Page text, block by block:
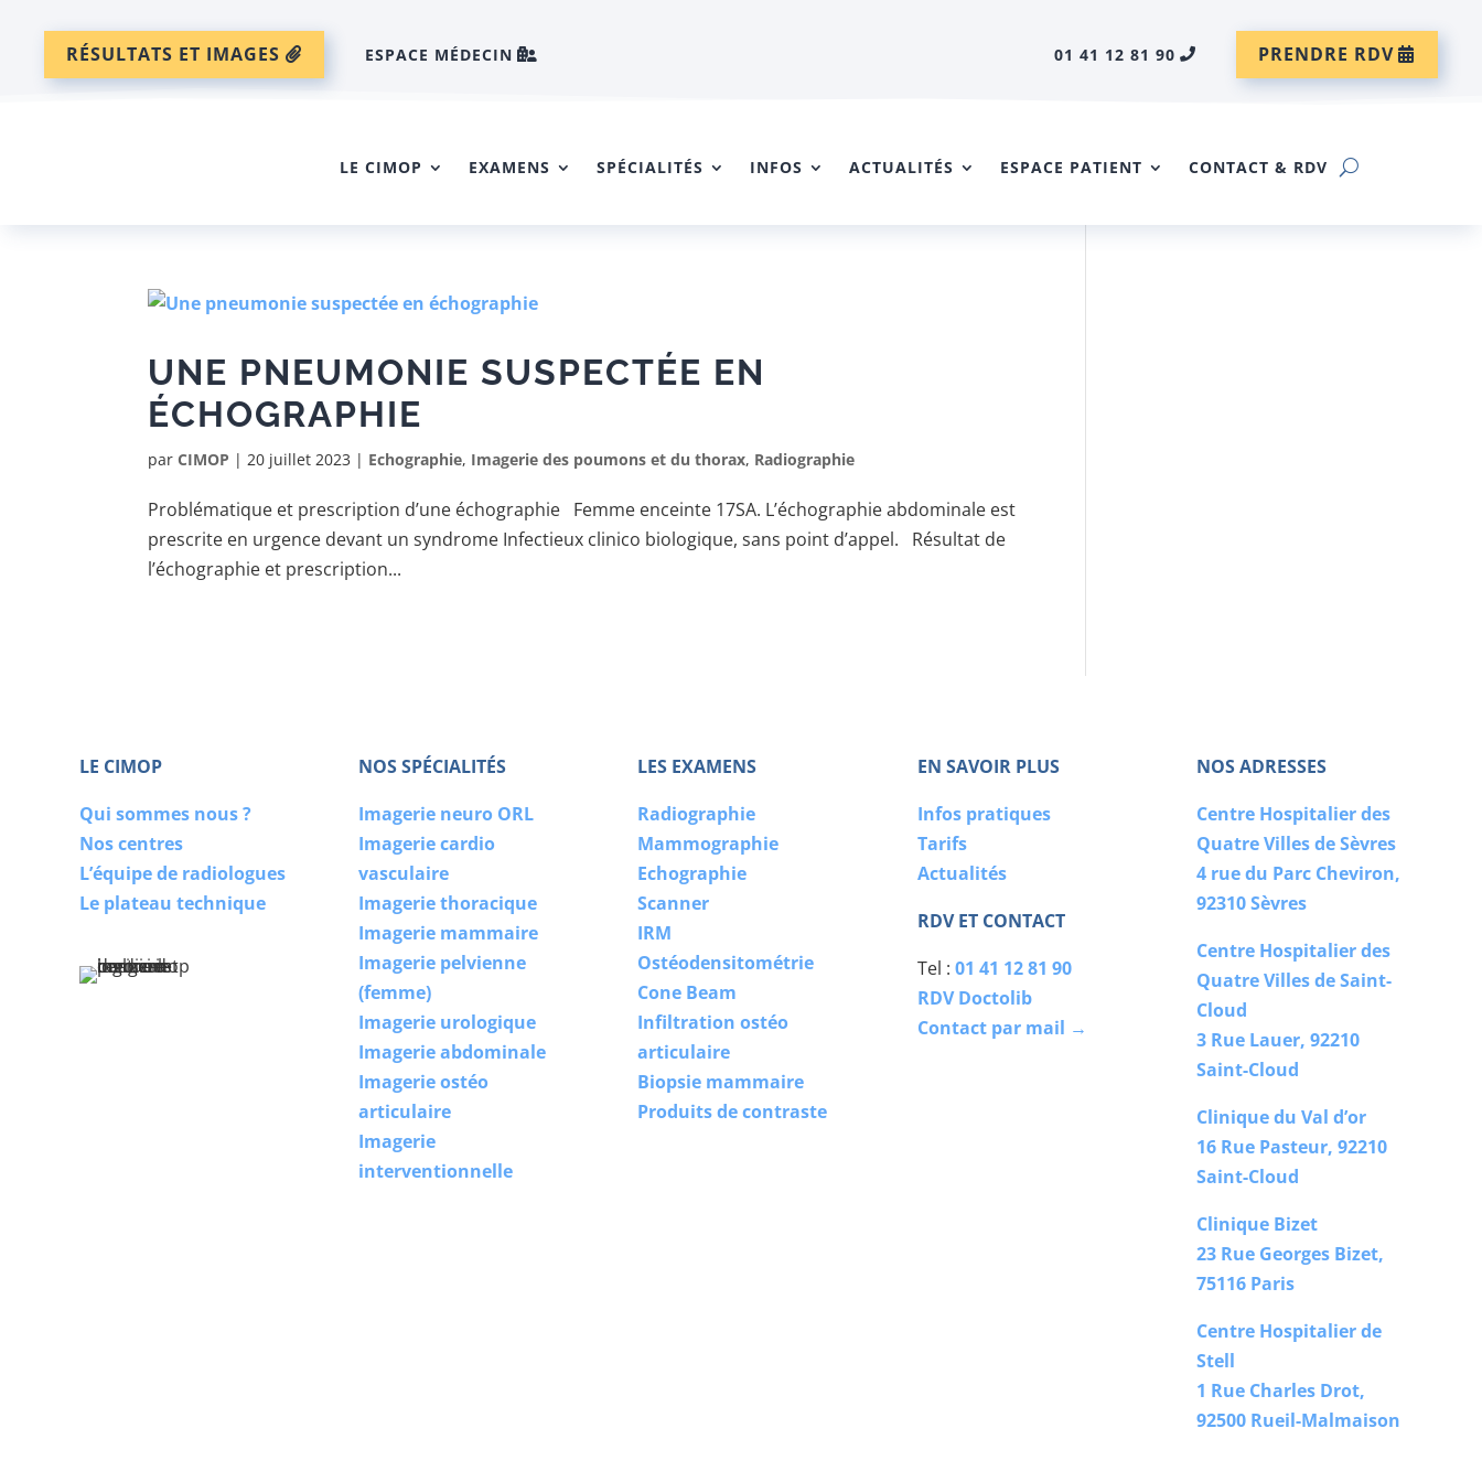
RÉSULTATS ET IMAGES ESPACE MÉDECIN 01 41 12 81 90 PRENDRE RDV
LE CIMOP EXAMENS SPÉCIALITÉS INFOS ACTUALITÉS ESPACE PATIENT CONTACT & RDV
UNE PNEUMONIE SUSPECTÉE EN
ÉCHOGRAPHIE
parCIMOP |20 juillet 2023 | Echographie, Imagerie des poumons et du thorax, Radiographie
Problématique et prescription d’une échographie Femme enceinte 17SA. L’échographie abdominale est
prescrite en urgence devant un syndrome Infectieux clinico biologique, sans point d’appel. Résultat de
l’échographie et prescription...
LE CIMOP
Qui sommes nous ?
Nos centres
L’équipe de radiologues
Le plateau technique
NOS SPÉCIALITÉS
Imagerie neuro ORL
Imagerie cardio
vasculaire
Imagerie thoracique
Imagerie mammaire
Imagerie pelvienne
(femme)
Imagerie urologique
Imagerie abdominale
Imagerie ostéo
articulaire
Imagerie
interventionnelle
LES EXAMENS
Radiographie
Mammographie
Echographie
Scanner
IRM
Ostéodensitométrie
Cone Beam
Infiltration ostéo
articulaire
Biopsie mammaire
Produits de contraste
EN SAVOIR PLUS
Infos pratiques
Tarifs
Actualités
RDV ET CONTACT
Tel : 01 41 12 81 90
RDV Doctolib
Contact par mail →
NOS ADRESSES
Centre Hospitalier des
Quatre Villes de Sèvres
4 rue du Parc Cheviron,
92310 Sèvres
Centre Hospitalier des
Quatre Villes de Saint-
Cloud
3 Rue Lauer, 92210
Saint-Cloud
Clinique du Val d’or
16 Rue Pasteur, 92210
Saint-Cloud
Clinique Bizet
23 Rue Georges Bizet,
75116 Paris
Centre Hospitalier de
Stell
1 Rue Charles Drot,
92500 Rueil-Malmaison